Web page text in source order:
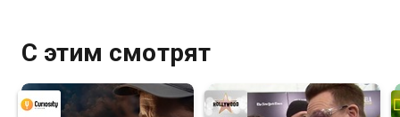
С этим смотрят